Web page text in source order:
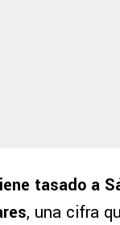
tasado a
, una cifra